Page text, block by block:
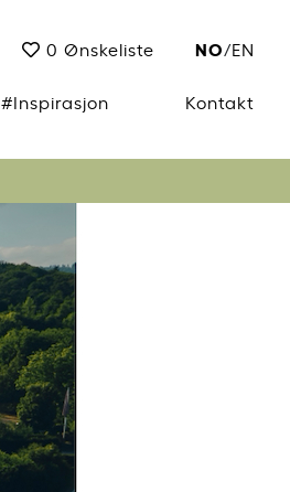
0 Ønskeliste NO/EN
#Inspirasjon Kontakt